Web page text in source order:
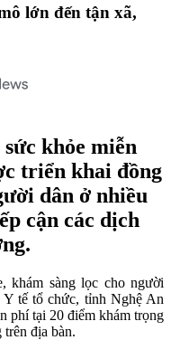
lớn đến tận xã,
khỏe miễn
triển khai đồng
dân ở nhiều
cận các dịch
, khám sàng lọc cho người
tế tổ chức, tỉnh Nghệ An
phí tại 20 điểm khám trọng
địa bàn.